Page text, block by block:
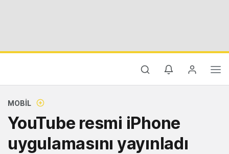
MOBIL
YouTube resmi iPhone
uygulamasını yayınladı